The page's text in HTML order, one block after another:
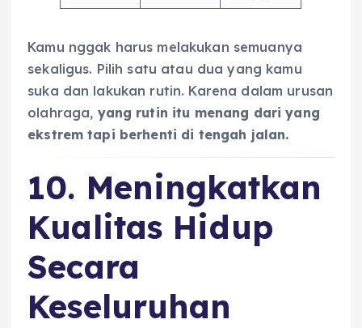
Kamu nggak harus melakukan semuanya
sekaligus. Pilih satu atau dua yang kamu
suka dan lakukan rutin. Karena dalam urusan
olahraga, yang rutin itu menang dari yang
ekstrem tapi berhenti di tengah jalan.
10. Meningkatkan
Kualitas Hidup
Secara
Keseluruhan